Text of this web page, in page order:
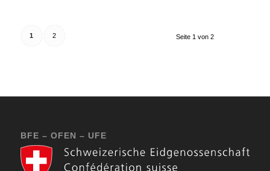
Seite 1 von 2
1 2
BFE – OFEN – UFE